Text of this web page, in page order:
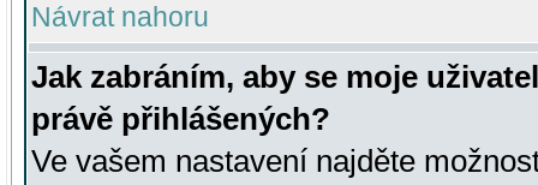
Návrat nahoru
Jak zabráním, aby se moje
právě přihlášených?
Ve vašem nastavení najděte